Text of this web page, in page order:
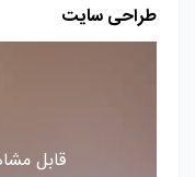
طراحی سایت
قابل